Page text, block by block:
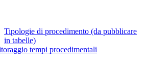
Tipologie di procedimento (da pubblicare
in tabelle)
tempi procedimentali